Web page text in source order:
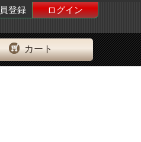
登録
ログイン
カート